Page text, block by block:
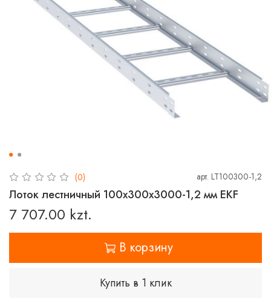
(0) арт. LT100300-1,2
Лоток лестничный 100х300х3000-1,2 мм EKF
7 707.00 kzt.
В корзину
Купить в 1 клик